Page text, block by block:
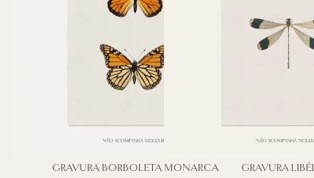
GRAVURA BORBOLETA MONARCA GRAVURA